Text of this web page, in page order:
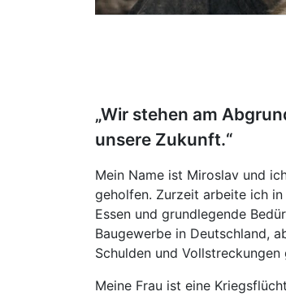
„Wir stehen am
unsere Zukunft.“
Mein Name ist Miroslav und
geholfen. Zurzeit arbeite ich
Essen und grundlegende
Baugewerbe in Deutschland,
Schulden und
Meine Frau ist eine